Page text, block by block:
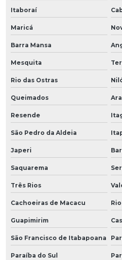
Itaboraí
Maricá
Barra Mansa
Mesquita
Rio das Ostras
Queimados
Resende
São Pedro da Aldeia
Japeri
Saquarema
Três Rios
Cachoeiras de Macacu
Guapimirim
São Francisco de Itabapoana
Paraíba do Sul